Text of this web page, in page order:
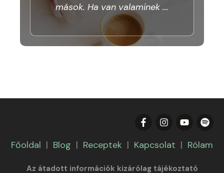
mások. Ha van valaminek ...
Főoldal | Blog | Receptek | Kapcsolat | Rólam
Az átadott információk kizárólag tájékoztató